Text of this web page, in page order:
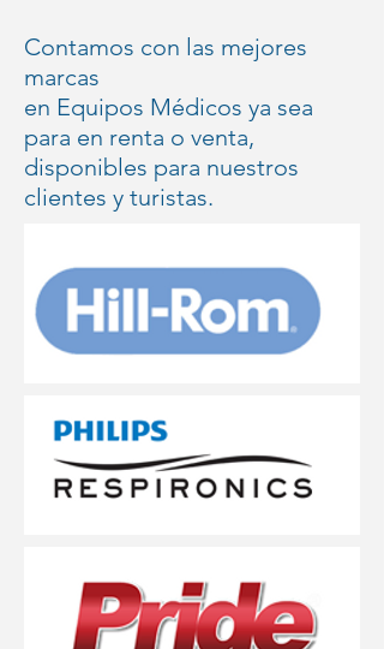
Contamos con las mejores
marcas
en Equipos Médicos ya sea
para en renta o venta,
disponibles para nuestros
clientes y turistas.